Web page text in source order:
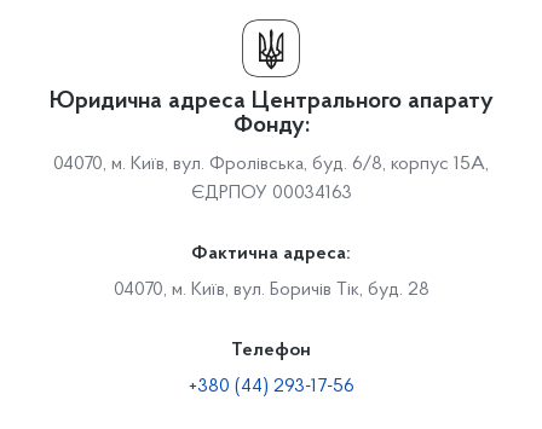
Юридична адреса Центрального апарату
Фонду:
04070, м. Київ, вул. Фролівська, буд. 6/8, корпус 15А,
ЄДРПОУ 00034163
Фактична адреса:
04070, м. Київ, вул. Боричів Тік, буд. 28
Телефон
+380 (44) 293-17-56